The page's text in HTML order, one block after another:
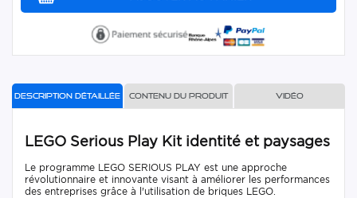
Description détaillée Contenu du produit Vidéo
LEGO Serious Play Kit identité et paysages
Le programme LEGO SERIOUS PLAY est une approche
révolutionnaire et innovante visant à améliorer les performances
des entreprises grâce à l'utilisation de briques LEGO.